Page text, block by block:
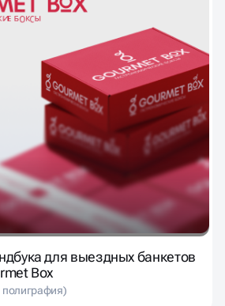
для выездных банкетов
Box